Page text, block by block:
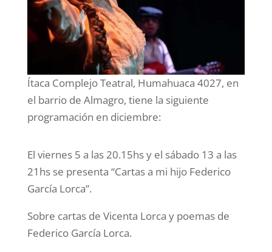
Ítaca Complejo Teatral, Humahuaca 4027, en
el barrio de Almagro, tiene la siguiente
programación en diciembre:
El viernes 5 a las 20.15hs y el sábado 13 a las
21hs se presenta “Cartas a mi hijo Federico
García Lorca”.
Sobre cartas de Vicenta Lorca y poemas de
Federico García Lorca.